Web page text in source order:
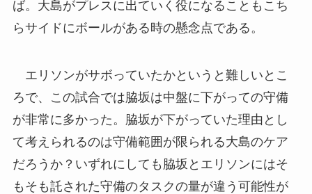
ば。大島がプレスに出ていく役になることもこち
らサイドにボールがある時の懸念点である。
エリソンがサボっていたかというと難しいとこ
ろで、この試合では脇坂は中盤に下がっての守備
が非常に多かった。脇坂が下がっていた理由とし
て考えられるのは守備範囲が限られる大島のケア
だろうか？いずれにしても脇坂とエリソンにはそ
もそも託された守備のタスクの量が違う可能性が